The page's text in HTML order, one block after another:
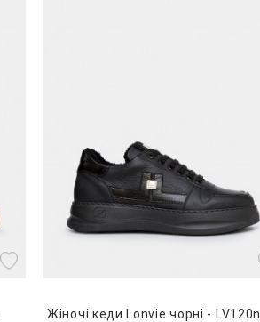
Жіночі кеди Lonvie чорні - LV120n